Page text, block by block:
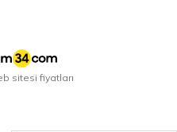
sitesi fiyatları